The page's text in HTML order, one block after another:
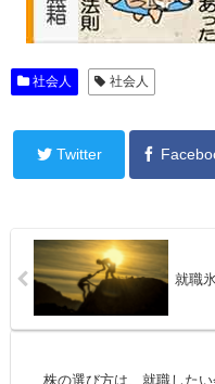
社会人 社会人
Twitter
就職
株の選び方は、就職した